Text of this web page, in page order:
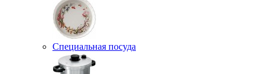
Специальная посуда